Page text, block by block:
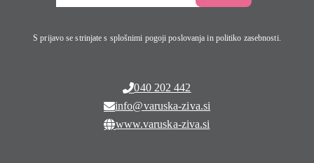
S prijavo se strinjate s splošnimi pogoji poslovanja in politiko zasebnosti.
040 202 442
info@varuska-ziva.si
www.varuska-ziva.si